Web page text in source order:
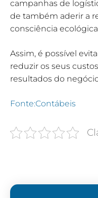
campanhas de
de também aderir a
consciência
Assim, é possível
reduzir os seus
resultados do
Fonte:Contábeis